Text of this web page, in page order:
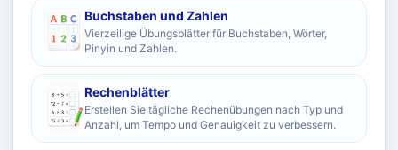
Buchstaben und Zahlen
Vierzeilige Übungsblätter für Buchstaben, Wörter,
Pinyin und Zahlen.
Rechenblätter
Erstellen Sie tägliche Rechenübungen nach Typ und
Anzahl, um Tempo und Genauigkeit zu verbessern.